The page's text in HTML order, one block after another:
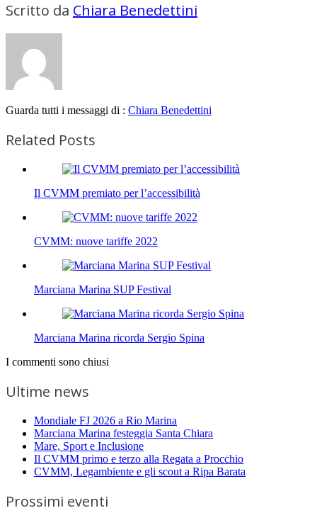
Scritto da Chiara Benedettini
Guarda tutti i messaggi di : Chiara Benedettini
Related Posts
Il CVMM premiato per l’accessibilità
CVMM: nuove tariffe 2022
Marciana Marina SUP Festival
Marciana Marina ricorda Sergio Spina
I commenti sono chiusi
Ultime news
Mondiale FJ 2026 a Rio Marina
Marciana Marina festeggia Santa Chiara
Mare, Sport e Inclusione
Il CVMM primo e terzo alla Regata a Procchio
CVMM, Legambiente e gli scout a Ripa Barata
Prossimi eventi